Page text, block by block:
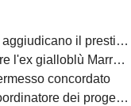
dal Real di Mastantuono
gialloblù Marroccu
concordato
delle attività giovanili